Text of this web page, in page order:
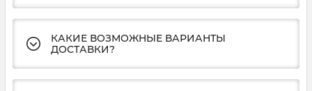
КАКИЕ ВОЗМОЖНЫЕ ВАРИАНТЫ
ДОСТАВКИ?